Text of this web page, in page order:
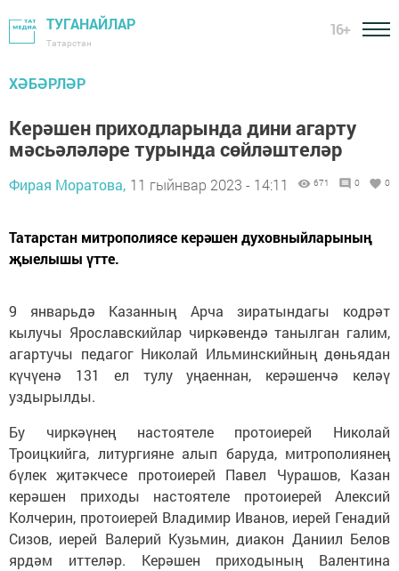
ТУГАНАЙЛАР
Татарстан
16+
ХӘБӘРЛӘР
Керәшен приходларында дини агарту
мәсьәләләре турында сөйләштеләр
Фирая Моратова, 11 гыйнвар 2023 - 14:11 671 0 0
Татарстан митрополиясе керәшен духовныйларының
җыелышы үтте.
9 январьдә Казанның Арча зиратындагы кодрәт
кылучы Ярославскийлар чиркәвендә танылган галим,
агартучы педагог Николай Ильминскийның дөньядан
күчүенә 131 ел тулу уңаеннан, керәшенчә келәү
уздырылды.
Бу чиркәүнең настоятеле протоиерей Николай
Троицкийга, литургияне алып баруда, митрополиянең
бүлек җитәкчесе протоиерей Павел Чурашов, Казан
керәшен приходы настоятеле протоиерей Алексий
Колчерин, протоиерей Владимир Иванов, иерей Генадий
Сизов, иерей Валерий Кузьмин, диакон Даниил Белов
ярдәм иттеләр. Керәшен приходының Валентина